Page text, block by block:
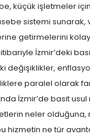
küçük işletmeler
sistemi sunarak,
getirmelerini
itibariyle İzmir’deki
değişiklikler,
paralel olarak
İzmir’de basit
neler olduğuna,
hizmetin ne tür